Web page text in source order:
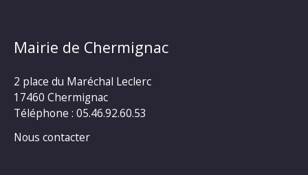
Mairie de Chermignac
2 place du Maréchal Leclerc
17460 Chermignac
Téléphone : 05.46.92.60.53
Nous contacter